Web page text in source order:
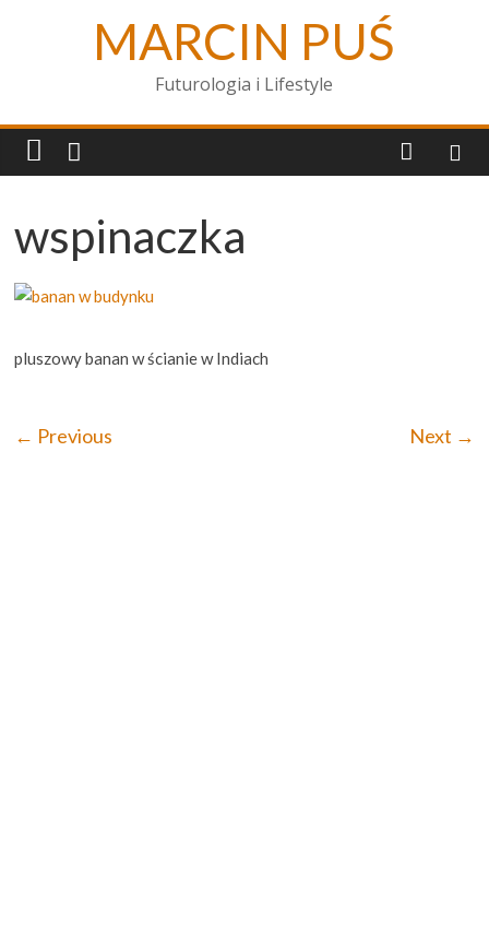
MARCIN PUŚ
Futurologia i Lifestyle
wspinaczka
pluszowy banan w ścianie w Indiach
← Previous Next →